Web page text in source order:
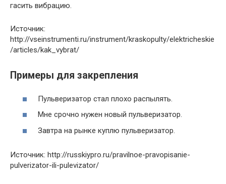
гасить вибрацию.
Источник:
http://vseinstrumenti.ru/instrument/kraskopulty/elektricheskie
/articles/kak_vybrat/
Примеры для закрепления
Пульверизатор стал плохо распылять.
Мне срочно нужен новый пульверизатор.
Завтра на рынке куплю пульверизатор.
Источник: http://russkiypro.ru/pravilnoe-pravopisanie-
pulverizator-ili-pulevizator/